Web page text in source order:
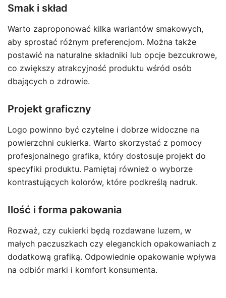
Smak i skład
Warto zaproponować kilka wariantów smakowych,
aby sprostać różnym preferencjom. Można także
postawić na naturalne składniki lub opcje bezcukrowe,
co zwiększy atrakcyjność produktu wśród osób
dbających o zdrowie.
Projekt graficzny
Logo powinno być czytelne i dobrze widoczne na
powierzchni cukierka. Warto skorzystać z pomocy
profesjonalnego grafika, który dostosuje projekt do
specyfiki produktu. Pamiętaj również o wyborze
kontrastujących kolorów, które podkreślą nadruk.
Ilość i forma pakowania
Rozważ, czy cukierki będą rozdawane luzem, w
małych paczuszkach czy eleganckich opakowaniach z
dodatkową grafiką. Odpowiednie opakowanie wpływa
na odbiór marki i komfort konsumenta.